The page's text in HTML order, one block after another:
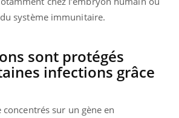
système immunitaire.
sont protégés
infections grâce
concentrés sur un gène en